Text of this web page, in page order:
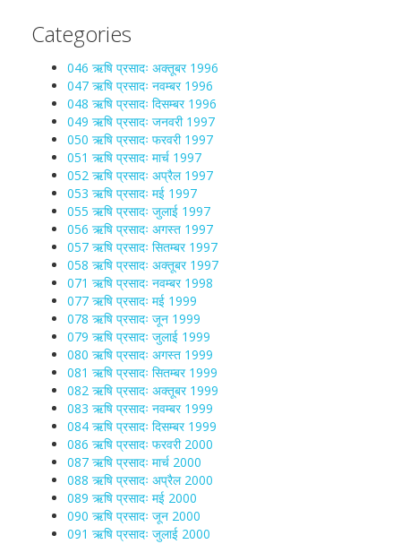
Categories
046 ऋषि प्रसादः अक्तूबर 1996
047 ऋषि प्रसादः नवम्बर 1996
048 ऋषि प्रसादः दिसम्बर 1996
049 ऋषि प्रसादः जनवरी 1997
050 ऋषि प्रसादः फरवरी 1997
051 ऋषि प्रसादः मार्च 1997
052 ऋषि प्रसादः अप्रैल 1997
053 ऋषि प्रसादः मई 1997
055 ऋषि प्रसादः जुलाई 1997
056 ऋषि प्रसादः अगस्त 1997
057 ऋषि प्रसादः सितम्बर 1997
058 ऋषि प्रसादः अक्तूबर 1997
071 ऋषि प्रसादः नवम्बर 1998
077 ऋषि प्रसादः मई 1999
078 ऋषि प्रसादः जून 1999
079 ऋषि प्रसादः जुलाई 1999
080 ऋषि प्रसादः अगस्त 1999
081 ऋषि प्रसादः सितम्बर 1999
082 ऋषि प्रसादः अक्तूबर 1999
083 ऋषि प्रसादः नवम्बर 1999
084 ऋषि प्रसादः दिसम्बर 1999
086 ऋषि प्रसादः फरवरी 2000
087 ऋषि प्रसादः मार्च 2000
088 ऋषि प्रसादः अप्रैल 2000
089 ऋषि प्रसादः मई 2000
090 ऋषि प्रसादः जून 2000
091 ऋषि प्रसादः जुलाई 2000